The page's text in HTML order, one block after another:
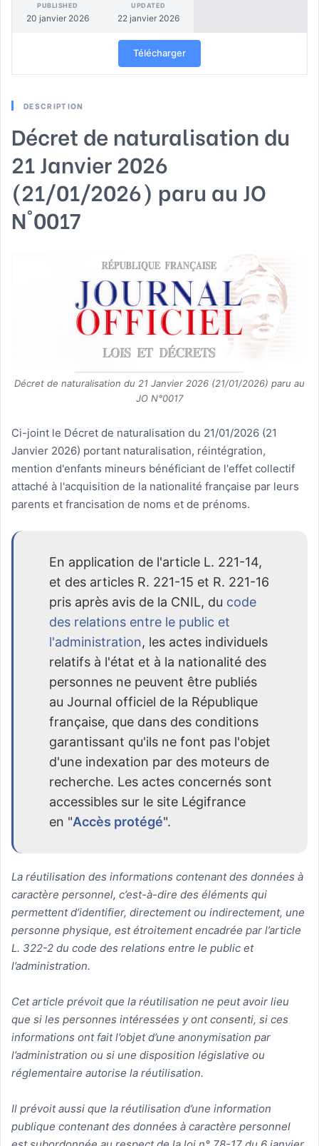
PUBLISHED
20 janvier 2026
UPDATED
22 janvier 2026
Télécharger
DESCRIPTION
Décret de naturalisation du
21 Janvier 2026
(21/01/2026) paru au JO
N°0017
Décret de naturalisation du 21 Janvier 2026 (21/01/2026) paru au
JO N°0017
Ci-joint le Décret de naturalisation du 21/01/2026 (21
Janvier 2026) portant naturalisation, réintégration,
mention d'enfants mineurs bénéficiant de l'effet collectif
attaché à l'acquisition de la nationalité française par leurs
parents et francisation de noms et de prénoms.
En application de l'article L. 221-14,
et des articles R. 221-15 et R. 221-16
pris après avis de la CNIL, du code
des relations entre le public et
l'administration, les actes individuels
relatifs à l'état et à la nationalité des
personnes ne peuvent être publiés
au Journal officiel de la République
française, que dans des conditions
garantissant qu'ils ne font pas l'objet
d'une indexation par des moteurs de
recherche. Les actes concernés sont
accessibles sur le site Légifrance
en "Accès protégé".
La réutilisation des informations contenant des données à
caractère personnel, c’est-à-dire des éléments qui
permettent d’identifier, directement ou indirectement, une
personne physique, est étroitement encadrée par l’article
L. 322-2 du code des relations entre le public et
l’administration.
Cet article prévoit que la réutilisation ne peut avoir lieu
que si les personnes intéressées y ont consenti, si ces
informations ont fait l’objet d’une anonymisation par
l’administration ou si une disposition législative ou
réglementaire autorise la réutilisation.
Il prévoit aussi que la réutilisation d’une information
publique contenant des données à caractère personnel